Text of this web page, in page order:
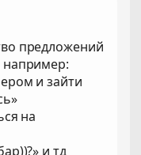
предложений
например:
и зайти
на
и тд